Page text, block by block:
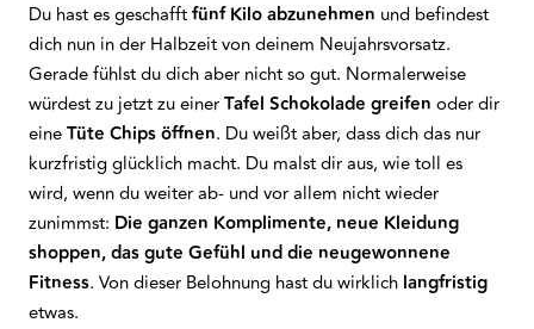
Du hast es geschafftfünf Kilo abzunehmen und befindest
dich nun in der Halbzeit von deinem Neujahrsvorsatz.
Gerade fühlst du dich aber nicht so gut. Normalerweise
würdest zu jetzt zu einerTafel Schokolade greifen oder dir
eineTüte Chips öffnen. Du weißt aber, dass dich das nur
kurzfristig glücklich macht. Du malst dir aus, wie toll es
wird, wenn du weiter ab- und vor allem nicht wieder
zunimmst: Die ganzen Komplimente, neue Kleidung
shoppen, das gute Gefühl und die neugewonnene
Fitness. Von dieser Belohnung hast du wirklich langfristig
etwas.